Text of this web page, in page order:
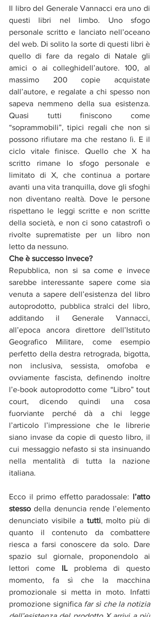
Il libro del Generale Vannacci era uno di
questi libri nel limbo. Uno sfogo
personale scritto e lanciato nell’oceano
del web. Di solito la sorte di questi libri è
quello di fare da regalo di Natale gli
amici o ai colleghidell’autore. 100, al
massimo 200 copie acquistate
dall’autore, e regalate a chi spesso non
sapeva nemmeno della sua esistenza.
Quasi tutti finiscono come
“soprammobili”, tipici regali che non si
possono rifiutare ma che restano lì. E il
ciclo vitale finisce. Quello che X ha
scritto rimane lo sfogo personale e
limitato di X, che continua a portare
avanti una vita tranquilla, dove gli sfoghi
non diventano realtà. Dove le persone
rispettano le leggi scritte e non scritte
della società, e non ci sono catastrofi o
rivolte suprematiste per un libro non
letto da nessuno.
Che è successo invece?
Repubblica, non si sa come e invece
sarebbe interessante sapere come sia
venuta a sapere dell’esistenza del libro
autoprodotto, pubblica stralci del libro,
additando il Generale Vannacci,
all’epoca ancora direttore dell’Istituto
Geografico Militare, come esempio
perfetto della destra retrograda, bigotta,
non inclusiva, sessista, omofoba e
ovviamente fascista, definendo inoltre
l’e-book autoprodotto come “Libro” tout
court, dicendo quindi una cosa
fuorviante perché dà a chi legge
l’articolo l’impressione che le librerie
siano invase da copie di questo libro, il
cui messaggio nefasto si sta insinuando
nella mentalità di tutta la nazione
italiana.
Ecco il primo effetto paradossale: l’atto
stesso della denuncia rende l’elemento
denunciato visibile a tutti, molto più di
quanto il contenuto da combattere
riesca a farsi conoscere da solo. Dare
spazio sul giornale, proponendolo ai
lettori come IL problema di questo
momento, fa sì che la macchina
promozionale si metta in moto. Infatti
promozione significa far sì che la notizia